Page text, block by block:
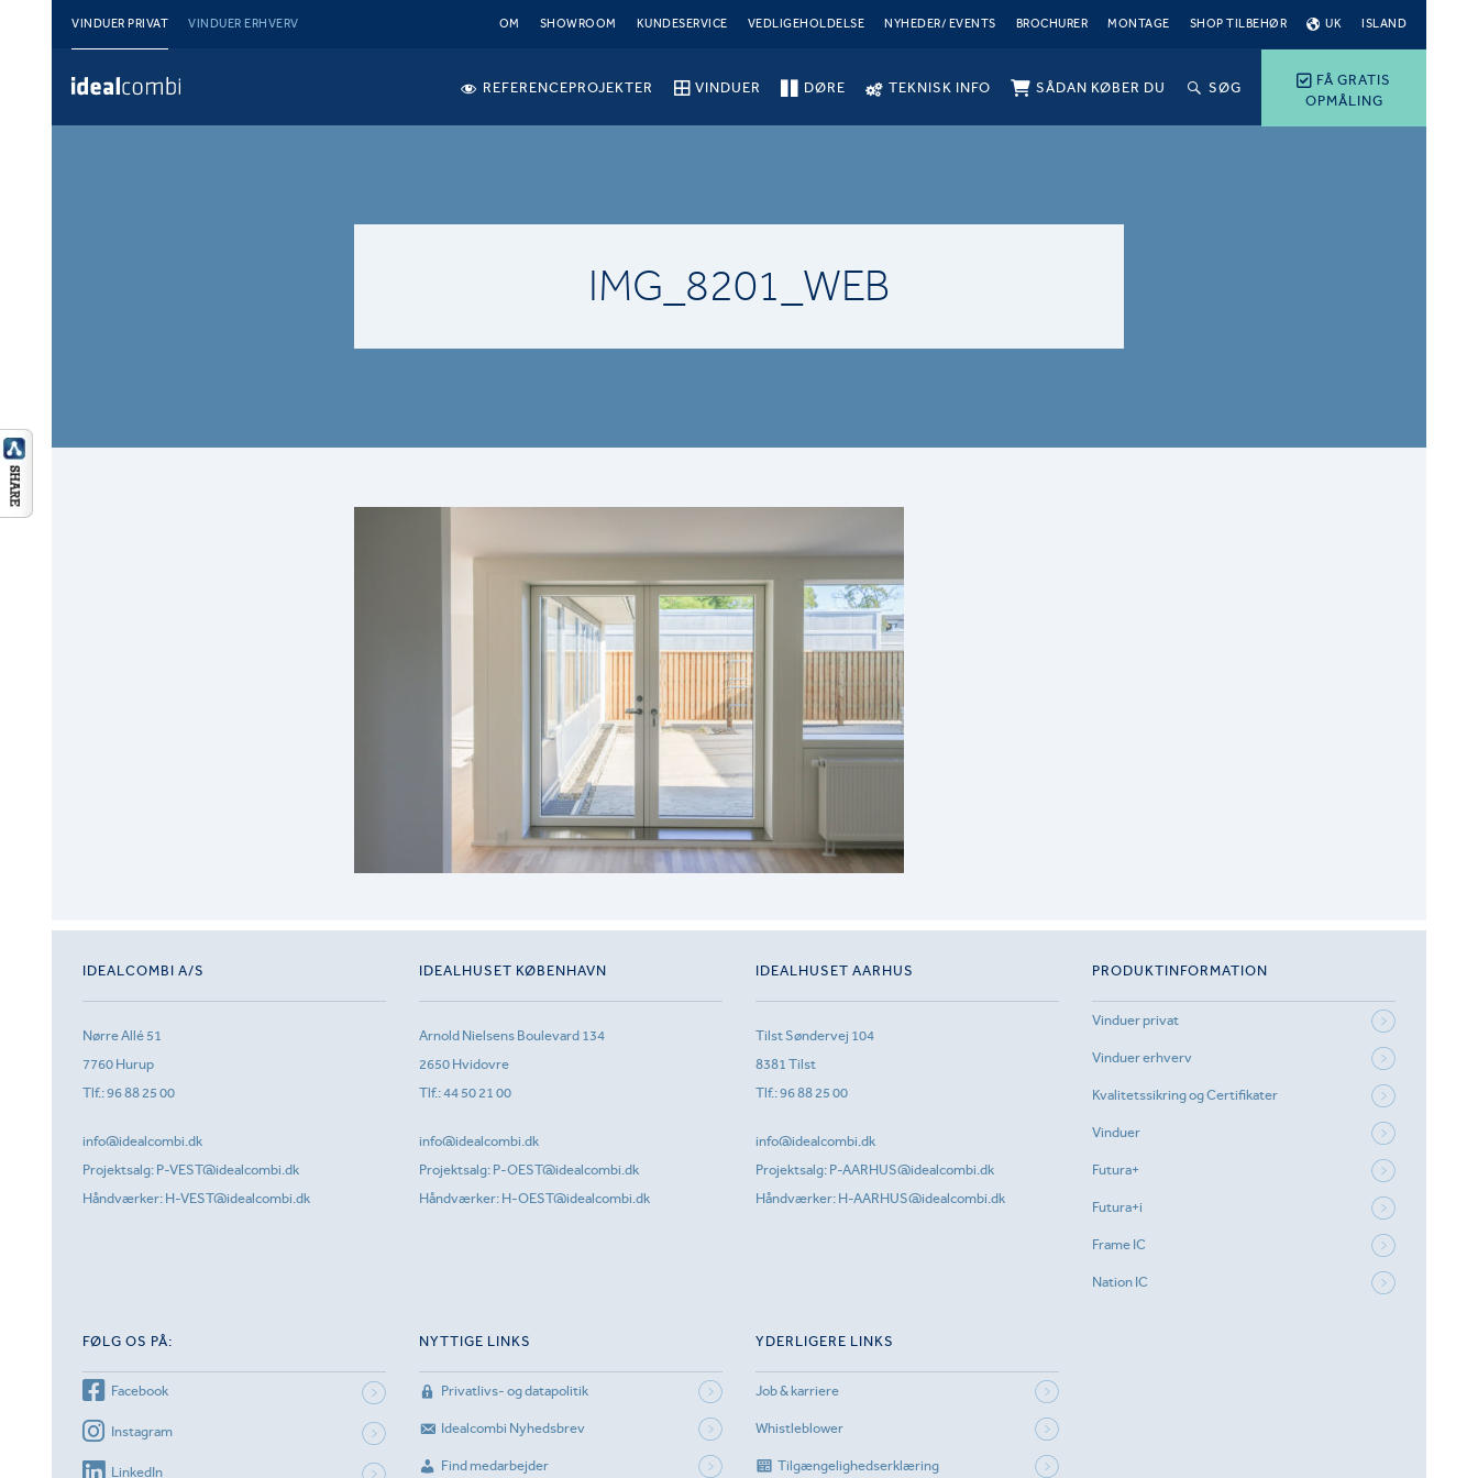
VINDUER PRIVAT VINDUER ERHVERV OM SHOWROOM KUNDESERVICE VEDLIGEHOLDELSE NYHEDER/ EVENTS BROCHURER MONTAGE SHOP TILBEHØR UK ISLAND
FÅ GRATIS
OPMÅLING
REFERENCEPROJEKTER VINDUER DØRE TEKNISK INFO SÅDAN KØBER DU SØG
IMG_8201_WEB
IDEALCOMBI A/S
Nørre Allé 51
7760 Hurup
Tlf.:96 88 25 00
info@idealcombi.dk
Projektsalg: P-VEST@idealcombi.dk
Håndværker: H-VEST@idealcombi.dk
IDEALHUSET KØBENHAVN
Arnold Nielsens Boulevard 134
2650 Hvidovre
Tlf.:44 50 21 00
info@idealcombi.dk
Projektsalg: P-OEST@idealcombi.dk
Håndværker: H-OEST@idealcombi.dk
IDEALHUSET AARHUS
Tilst Søndervej 104
8381 Tilst
Tlf.:96 88 25 00
info@idealcombi.dk
Projektsalg: P-AARHUS@idealcombi.dk
Håndværker: H-AARHUS@idealcombi.dk
PRODUKTINFORMATION
Vinduer privat
Vinduer erhverv
Kvalitetssikring og Certifikater
Vinduer
Futura+
Futura+i
Frame IC
Nation IC
FØLG OS PÅ:
Facebook
Instagram
LinkedIn
NYTTIGE LINKS
Privatlivs- og datapolitik
Idealcombi Nyhedsbrev
Find medarbejder
YDERLIGERE LINKS
Job & karriere
Whistleblower
Tilgængelighedserklæring